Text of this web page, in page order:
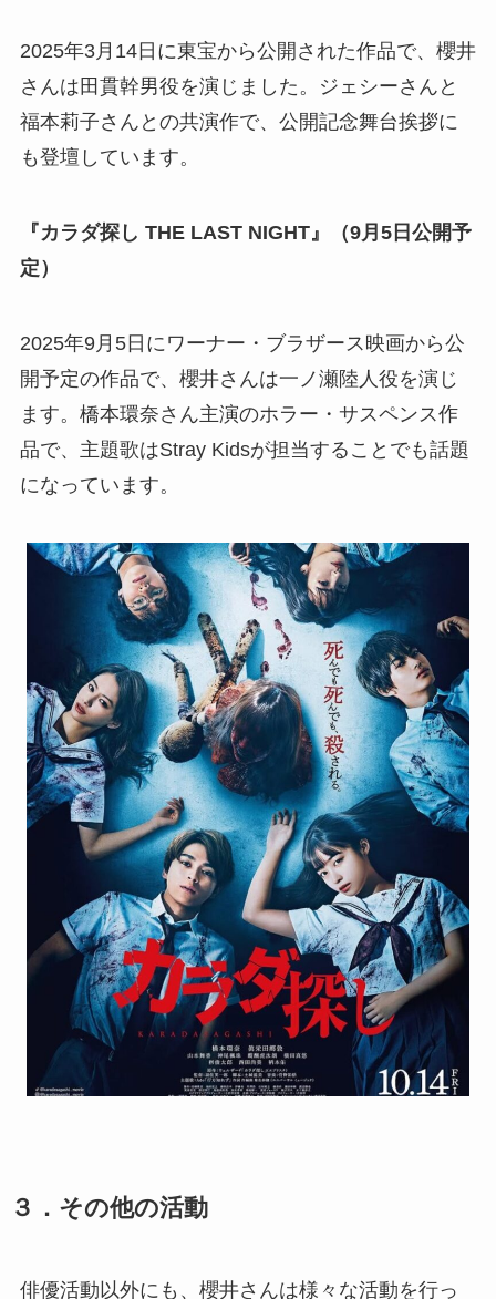
2025年3月14日に東宝から公開された作品で、櫻井
さんは田貫幹男役を演じました。ジェシーさんと
福本莉子さんとの共演作で、公開記念舞台挨拶に
も登壇しています。
『カラダ探し THE LAST NIGHT』（9月5日公開予
定）
2025年9月5日にワーナー・ブラザース映画から公
開予定の作品で、櫻井さんは一ノ瀬陸人役を演じ
ます。橋本環奈さん主演のホラー・サスペンス作
品で、主題歌はStray Kidsが担当することでも話題
になっています。
３．その他の活動
俳優活動以外にも、櫻井さんは様々な活動を行っ